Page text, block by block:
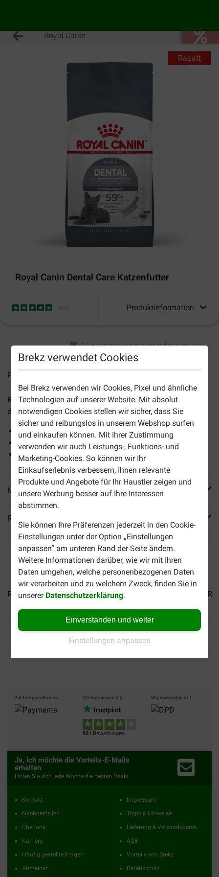
Brekz verwendet Cookies
Bei Brekz verwenden wir Cookies, Pixel und ähnliche
Technologien auf unserer Website. Mit absolut
notwendigen Cookies stellen wir sicher, dass Sie
sicher und reibungslos in unserem Webshop surfen
und einkaufen können. Mit Ihrer Zustimmung
verwenden wir auch Leistungs-, Funktions- und
Marketing-Cookies. So können wir Ihr
Einkaufserlebnis verbessern, Ihnen relevante
Produkte und Angebote für Ihr Haustier zeigen und
unsere Werbung besser auf Ihre Interessen
abstimmen.
Sie können Ihre Präferenzen jederzeit in den Cookie-
Einstellungen unter der Option „Einstellungen
anpassen“ am unteren Rand der Seite ändern.
Weitere Informationen darüber, wie wir mit Ihren
Daten umgehen, welche personenbezogenen Daten
wir verarbeiten und zu welchem Zweck, finden Sie in
unserer Datenschutzerklärung.
Einverstanden und weiter
Einstellungen anpassen
Royal Canin
Rabatt
Royal Canin Dental Care Katzenfutter
Produktinformation
2-5 Arbeitstage, sofern nicht anders angegeben
Preise inkl. MwSt zzgl.
Royal Canin Dental Care Katzenfutter ist ein Katzenfutter,
das die Bildung von Plaque und Zahnstein verhindert.
Deutliche Reduzierung von Zahnstein
Gesunde Zähne und ein gesunde Mundhöhle
Ein frischer Atem
Mehr Produktinfos
Reviews
Royal Canin Adult Siamkatze... Royal Canin Regular...
Zahlungsmethoden Vertrauenswürdig
931 Bewertungen
Wir versenden mit
Ja, ich möchte die Vorteils-E-Mails
erhalten
Holen Sie sich jede Woche die besten Deals
Kontakt
Nachbestellen
Über uns
Karriere
Häufig gestellte Fragen
Abmelden
Impressum
Tipps & Hinweise
Lieferung & Versandkosten
AGB
Vorteile von Brekz
Datenschutz